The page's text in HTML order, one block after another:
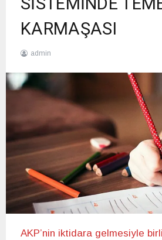
KARMAŞASI
admin
AKP’nin iktidara gelmesiyle